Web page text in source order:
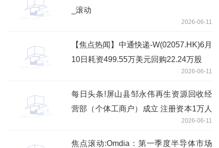
_滚动
2026-06-11
【焦点热闻】中通快递-W(02057.HK)6月
10日耗资499.55万美元回购22.24万股
2026-06-11
每日头条!屏山县邹永伟再生资源回收经
营部（个体工商户）成立 注册资本1万人
2026-06-11
焦点滚动:Omdia：第一季度半导体市场